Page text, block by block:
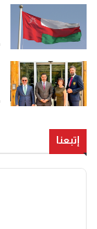
إتبعنا